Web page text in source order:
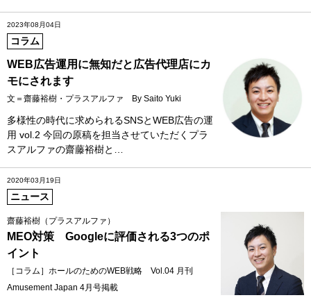
2023年08月04日
コラム
WEB広告運用に無知だと広告代理店にカ
モにされます
文＝齋藤裕樹・プラスアルファ By Saito Yuki
多様性の時代に求められるSNSとWEB広告の運
用 vol.2 今回の原稿を担当させていただくプラ
スアルファの齋藤裕樹と…
2020年03月19日
ニュース
齋藤裕樹（プラスアルファ）
MEO対策 Googleに評価される3つのポ
イント
［コラム］ホールのためのWEB戦略 Vol.04 月刊
Amusement Japan 4月号掲載